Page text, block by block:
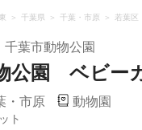
千葉県 千葉・市原 若葉区
千葉市動物公園
公園 ベビー
・市原 動物園
ト